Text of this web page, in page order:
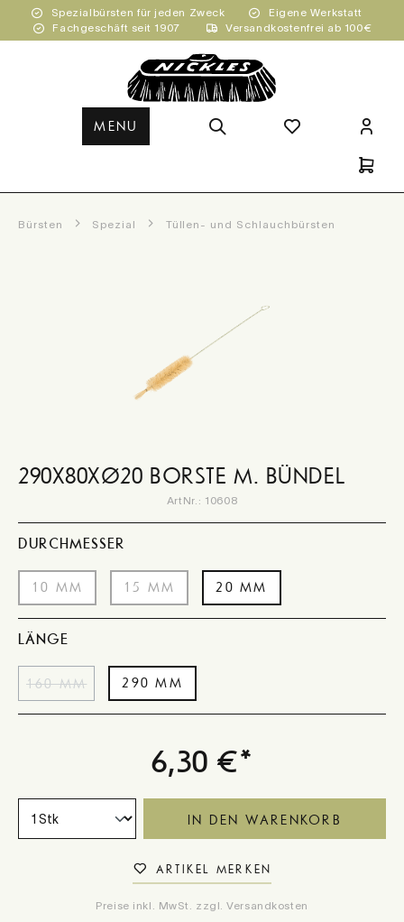
Zum Hauptinhalt springen
Spezialbürsten für jeden Zweck
Eigene Werkstatt
Fachgeschäft seit 1907
Versandkostenfrei ab 100€
MENU
Bürsten Spezial Tüllen- und Schlauchbürsten
290X80XØ20 BORSTE M. BÜNDEL
ArtNr.: 10608
DURCHMESSER
10 MM 15 MM 20 MM
LÄNGE
160 MM(DIESE OPTION IST ZURZEIT NICHT VERFÜGBAR.)
290 MM
6,30 €*
IN DEN WARENKORB
ARTIKEL MERKEN
Preise inkl. MwSt. zzgl. Versandkosten